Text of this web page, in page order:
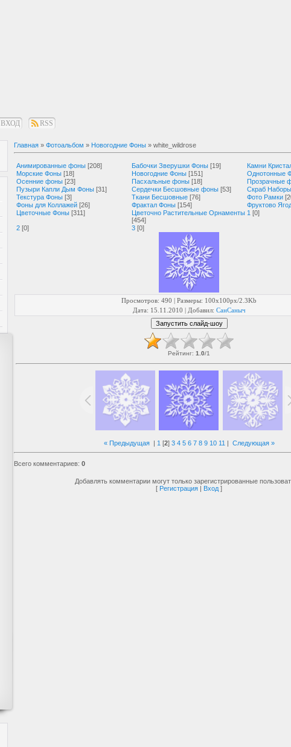
ВХОД RSS
Главная » Фотоальбом » Новогодние Фоны » white_wildrose
Анимированные фоны [208] Бабочки Зверушки Фоны [19] Камни
Морские Фоны [18] Новогодние Фоны [151] Однотонные
Осенние фоны [23] Пасхальные фоны [18] Прозрачные
Пузыри Капли Дым Фоны [31] Сердечки Бесшовные фоны [53] Скраб Наборы
Текстура Фоны [3] Ткани Бесшовные [76] Фото Рамки
Фоны для Коллажей [26] Фрактал Фоны [154] Фруктово
Цветочные Фоны [311]
Цветочно Растительные Орнаменты
[454]
1 [0]
2 [0] 3 [0]
Просмотров: 490 | Размеры: 100x100px/2.3Kb
Дата: 15.11.2010 | Добавил: СанСаныч
Рейтинг: 1.0/1
« Предыдущая| 1 [2] 3 4 5 6 7 8 9 10 11 | Следующая »
Всего комментариев: 0
Добавлять комментарии могут только зарегистрированные
[ Регистрация | Вход ]